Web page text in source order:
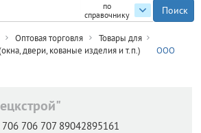
по
справочнику
Оптовая торговля
Товары для
двери, кованые изделия и т.п.)
ООО
706 707 89042895161